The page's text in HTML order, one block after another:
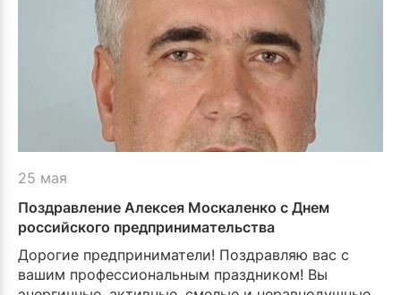
25 мая
Поздравление Алексея Москаленко с Днем
российского предпринимательства
Дорогие предприниматели! Поздравляю вас с
вашим профессиональным праздником! Вы